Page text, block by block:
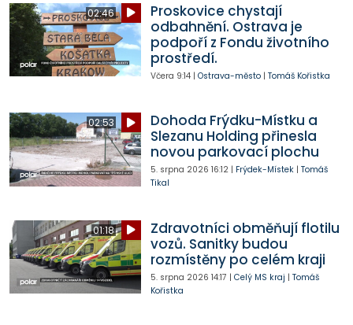
02:46
Proskovice chystají
odbahnění. Ostrava je
podpoří z Fondu životního
prostředí.
Včera 9:14| Ostrava-město| Tomáš Kořistka
02:53
Dohoda Frýdku-Místku a
Slezanu Holding přinesla
novou parkovací plochu
5. srpna 2026 16:12| Frýdek-Místek| Tomáš
Tikal
01:18
Zdravotníci obměňují flotilu
vozů. Sanitky budou
rozmístěny po celém kraji
5. srpna 2026 14:17 | Celý MS kraj | Tomáš
Kořistka